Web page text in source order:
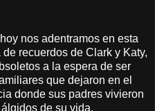
nos adentramos en esta
recuerdos de Clark y Katy,
a la espera de ser
que dejaron en el
donde sus padres vivieron
de su vida.